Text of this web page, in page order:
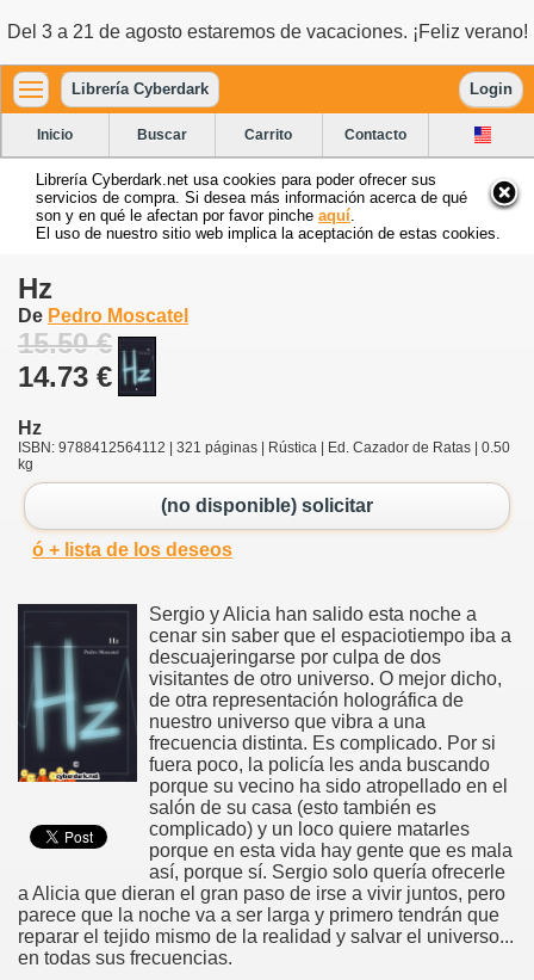
Del 3 a 21 de agosto estaremos de vacaciones. ¡Feliz verano!
Librería Cyberdark Login
Inicio Buscar Carrito Contacto
Librería Cyberdark.net usa cookies para poder ofrecer sus
servicios de compra. Si desea más información acerca de qué
son y en qué le afectan por favor pinche aquí
El uso de nuestro sitio web implica la aceptación de estas cookies.
Hz
De Pedro Moscatel
15.50 €
14.73 €
Hz
ISBN: 9788412564112 | 321 páginas | Rústica | Ed. Cazador de Ratas | 0.50
kg
(no disponible) solicitar
ó + lista de los deseos
Sergio y Alicia han salido esta noche a
cenar sin saber que el espaciotiempo iba a
descuajeringarse por culpa de dos
visitantes de otro universo. O mejor dicho,
de otra representación holográfica de
nuestro universo que vibra a una
frecuencia distinta. Es complicado. Por si
fuera poco, la policía les anda buscando
porque su vecino ha sido atropellado en el
salón de su casa (esto también es
complicado) y un loco quiere matarles
porque en esta vida hay gente que es mala
así, porque sí. Sergio solo quería ofrecerle
a Alicia que dieran el gran paso de irse a vivir juntos, pero
parece que la noche va a ser larga y primero tendrán que
reparar el tejido mismo de la realidad y salvar el universo...
en todas sus frecuencias.